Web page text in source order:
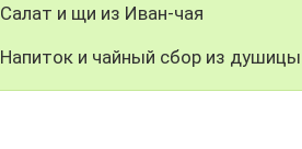
Салат и щи из Иван-чая
Напиток и чайный сбор из душицы